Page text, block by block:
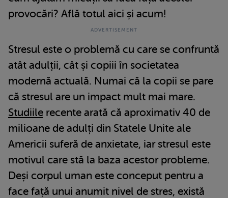
provocări? Află totul aici și acum!
Stresul este o problemă cu care se confruntă
atât adulții, cât și copiii în societatea
modernă actuală. Numai că la copii se pare
că stresul are un impact mult mai mare.
Studiile recente arată că aproximativ 40 de
milioane de adulți din Statele Unite ale
Americii suferă de anxietate, iar stresul este
motivul care stă la baza acestor probleme.
Deși corpul uman este conceput pentru a
face față unui anumit nivel de stres, există